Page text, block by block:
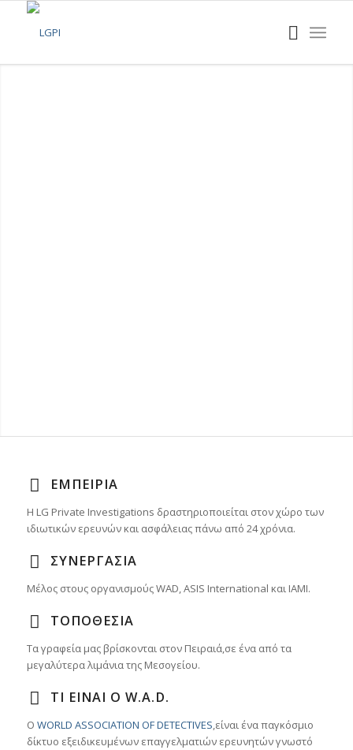
ΕΜΠΕΙΡΊΑ
Η LG Private Investigations δραστηριοποιείται στον χώρο των
ιδιωτικών ερευνών και ασφάλειας πάνω από 24 χρόνια.
ΣΥΝΕΡΓΑΣΊΑ
Μέλος στους οργανισμούς WAD, ASIS International και IAMI.
ΤΟΠΟΘΕΣΊΑ
Τα γραφεία μας βρίσκονται στον Πειραιά,σε ένα από τα
μεγαλύτερα λιμάνια της Μεσογείου.
ΤΙ ΕΊΝΑΙ Ο W.A.D.
Ο WORLD ASSOCIATION OF DETECTIVES,είναι ένα παγκόσμιο
δίκτυο εξειδικευμένων επαγγελματιών ερευνητών γνωστό